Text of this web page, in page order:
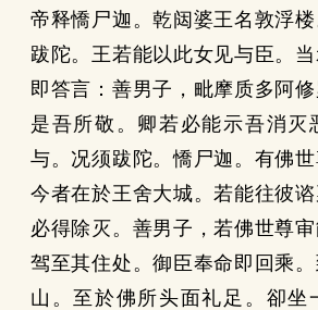
帝释憍尸迦。乾闼婆王名敦浮
跋陀。王若能以此女见与臣。
即答言：善男子，毗摩质多阿修
是吾所敬。卿若必能示吾消灭
与。况须跋陀。憍尸迦。有佛世
今者在於王舍大城。若能往彼
必得除灭。善男子，若佛世尊
驾至其住处。御臣奉命即回乘
山。至於佛所头面礼足。卻坐